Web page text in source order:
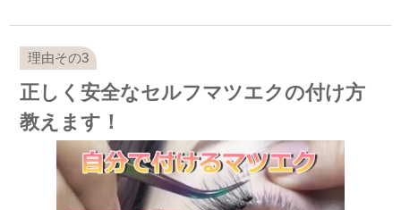
正しく安全なセルフマツエクの付け方
教えます！